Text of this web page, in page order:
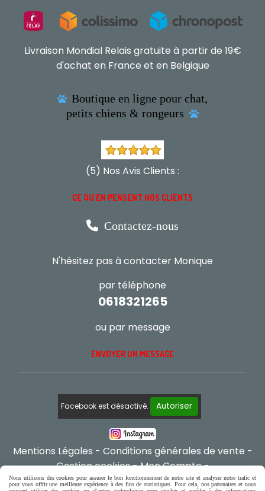
Livraison Mondial Relais gratuite à partir de 19€
d'achat en France et en Belgique
 Boutique en ligne pour chat,
petits chiens & rongeurs

(5) Nos Avis Clients :
CE QU'EN PENSENT NOS CLIENTS
 Contactez-nous
N'hésitez pas à contacter Monique
par téléphone
0618321265
ou par message
ENVOYER UN MESSAGE
Facebook est désactivé. Autoriser
Mentions Légales
Conditions générales de vente
Gestion cookies
Mon Compte
Créer un site internet
Nous utilisons des cookies pour assurer le bon fonctionnement de notre site et analyser notre trafic et
pour vous offrir une meilleure expérience à des fins de statistiques. Pour cela, nos partenaires et nous